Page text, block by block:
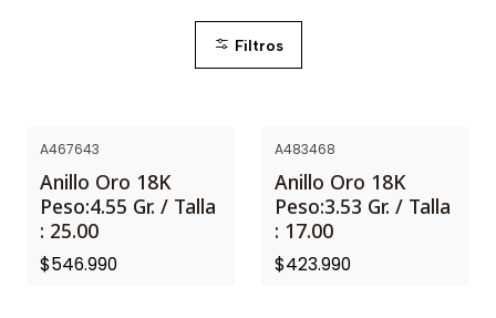
Filtros
A467643
Anillo Oro 18K
Peso:4.55 Gr. / Talla
: 25.00
$546.990
A483468
Anillo Oro 18K
Peso:3.53 Gr. / Talla
: 17.00
$423.990